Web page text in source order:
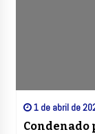
1 de abril de
Condenado